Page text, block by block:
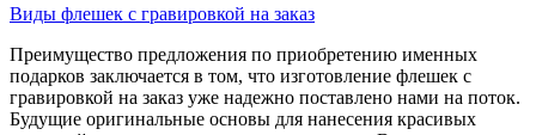
Виды флешек с гравировкой на заказ
Преимущество предложения по приобретению именных
подарков заключается в том, что изготовление флешек с
гравировкой на заказ уже надежно поставлено нами на поток.
Будущие оригинальные основы для нанесения красивых